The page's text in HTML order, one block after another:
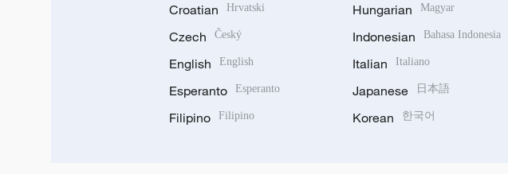
Croatian Hrvatski
Czech Český
English English
Esperanto Esperanto
Filipino Filipino
Hungarian Magyar
Indonesian Bahasa Indonesia
Italian Italiano
Japanese 日本語
Korean 한국어